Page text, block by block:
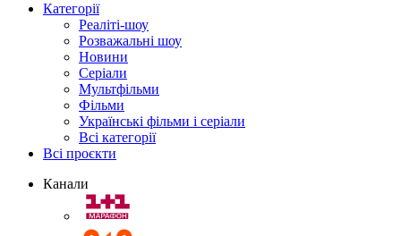
Категорії
Реаліті-шоу
Розважальні шоу
Новини
Серіали
Мультфільми
Фільми
Українські фільми і серіали
Всі категорії
Всі проєкти
Канали